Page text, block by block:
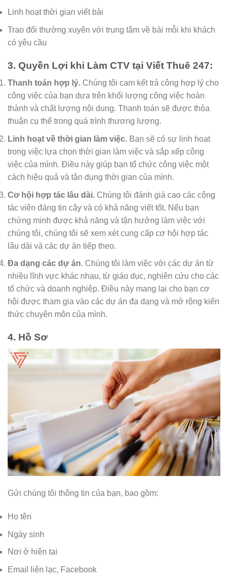
Linh hoạt thời gian viết bài
Trao đổi thường xuyên với trung tâm về bài mỗi khi khách
có yêu cầu
3. Quyền Lợi khi Làm CTV tại Viết Thuê 247:
Thanh toán hợp lý. Chúng tôi cam kết trả công hợp lý cho
công việc của bạn dựa trên khối lượng công việc hoàn
thành và chất lượng nội dung. Thanh toán sẽ được thỏa
thuận cụ thể trong quá trình thương lượng.
Linh hoạt về thời gian làm việc. Bạn sẽ có sự linh hoạt
trong việc lựa chọn thời gian làm việc và sắp xếp công
việc của mình. Điều này giúp bạn tổ chức công việc một
cách hiệu quả và tận dụng thời gian của mình.
Cơ hội hợp tác lâu dài. Chúng tôi đánh giá cao các cộng
tác viên đáng tin cậy và có khả năng viết tốt. Nếu bạn
chứng minh được khả năng và tận hưởng làm việc với
chúng tôi, chúng tôi sẽ xem xét cung cấp cơ hội hợp tác
lâu dài và các dự án tiếp theo.
Đa dạng các dự án. Chúng tôi làm việc với các dự án từ
nhiều lĩnh vực khác nhau, từ giáo dục, nghiên cứu cho các
tổ chức và doanh nghiệp. Điều này mang lại cho bạn cơ
hội được tham gia vào các dự án đa dạng và mở rộng kiến
thức chuyên môn của mình.
4. Hồ Sơ
Gửi chúng tôi thông tin của bạn, bao gồm:
Họ tên
Ngày sinh
Nơi ở hiện tại
Email liên lạc, Facebook